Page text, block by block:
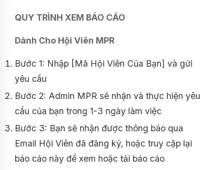
QUY TRÌNH XEM BÁO CÁO
Dành Cho Hội Viên MPR
Bước 1: Nhập [Mã Hội Viên Của Bạn] và gửi
yêu cầu
Bước 2: Admin MPR sẽ nhận và thực hiện yêu
cầu của bạn trong 1-3 ngày làm việc
Bước 3: Bạn sẽ nhận được thông báo qua
Email Hội Viên đã đăng ký, hoặc truy cập lại
báo cáo này để xem hoặc tải báo cáo